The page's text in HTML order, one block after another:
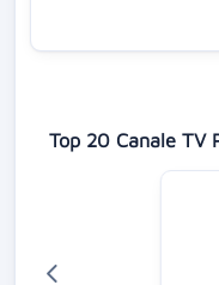
Top 20 Canale TV